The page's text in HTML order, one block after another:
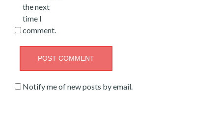
the next
time I
comment.
Notify me of new posts by email.